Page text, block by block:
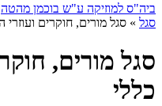
ביה"ס למוזיקה ע"ש בוכמן מהטה
סגל » סגל מורים, חוקרים ועוזרי
סגל מורים,
כללי